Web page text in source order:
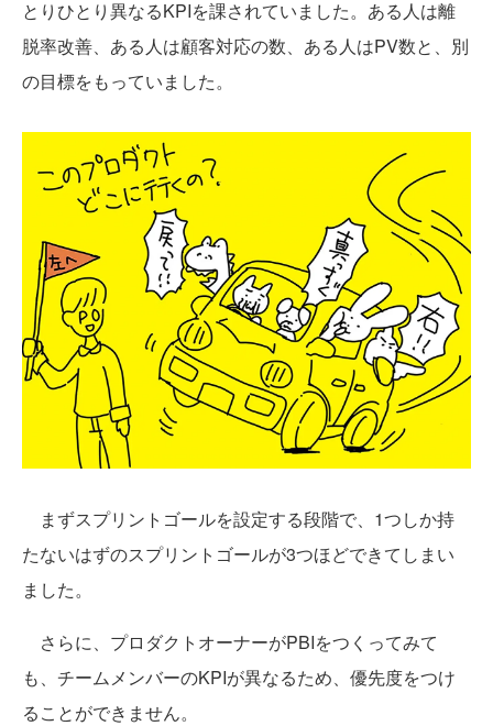
とりひとり異なるKPIを課されていました。ある人は離
脱率改善、ある人は顧客対応の数、ある人はPV数と、別
の目標をもっていました。
まずスプリントゴールを設定する段階で、1つしか持
たないはずのスプリントゴールが3つほどできてしまい
ました。
さらに、プロダクトオーナーがPBIをつくってみて
も、チームメンバーのKPIが異なるため、優先度をつけ
ることができません。